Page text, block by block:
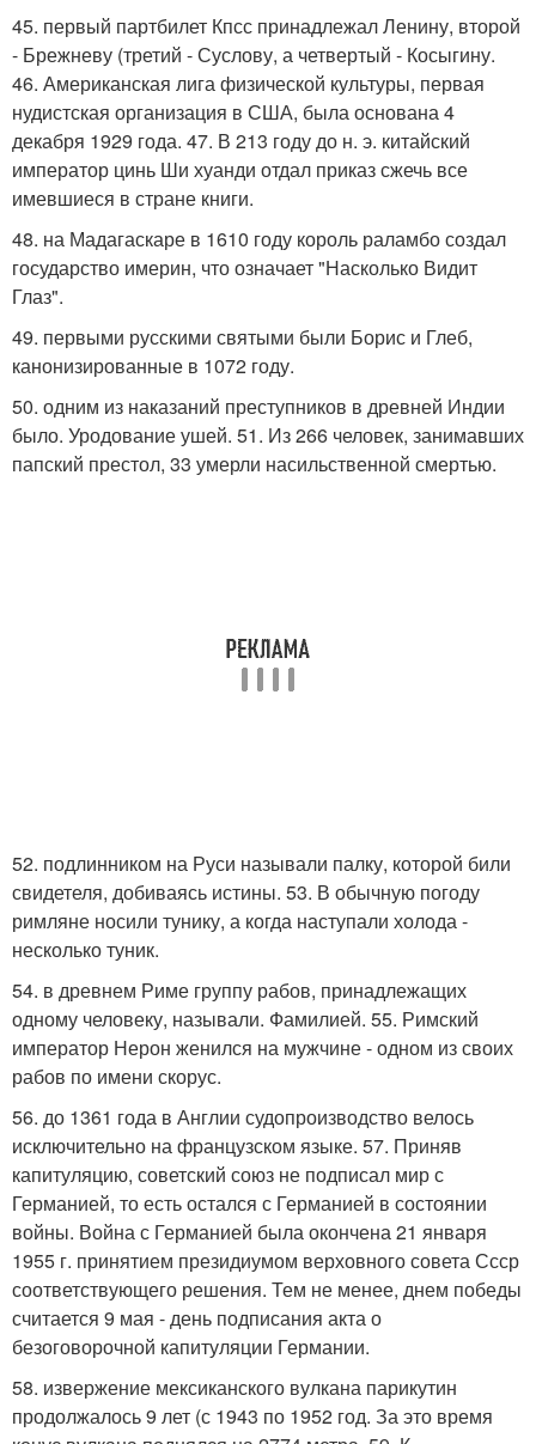
45. первый партбилет Кпсс принадлежал Ленину, второй
- Брежневу (третий - Суслову, а четвертый - Косыгину.
46. Американская лига физической культуры, первая
нудистская организация в США, была основана 4
декабря 1929 года. 47. В 213 году до н. э. китайский
император цинь Ши хуанди отдал приказ сжечь все
имевшиеся в стране книги.
48. на Мадагаскаре в 1610 году король раламбо создал
государство имерин, что означает "Насколько Видит
Глаз".
49. первыми русскими святыми были Борис и Глеб,
канонизированные в 1072 году.
50. одним из наказаний преступников в древней Индии
было. Уродование ушей. 51. Из 266 человек, занимавших
папский престол, 33 умерли насильственной смертью.
52. подлинником на Руси называли палку, которой били
свидетеля, добиваясь истины. 53. В обычную погоду
римляне носили тунику, а когда наступали холода -
несколько туник.
54. в древнем Риме группу рабов, принадлежащих
одному человеку, называли. Фамилией. 55. Римский
император Нерон женился на мужчине - одном из своих
рабов по имени скорус.
56. до 1361 года в Англии судопроизводство велось
исключительно на французском языке. 57. Приняв
капитуляцию, советский союз не подписал мир с
Германией, то есть остался с Германией в состоянии
войны. Война с Германией была окончена 21 января
1955 г. принятием президиумом верховного совета Ссср
соответствующего решения. Тем не менее, днем победы
считается 9 мая - день подписания акта о
безоговорочной капитуляции Германии.
58. извержение мексиканского вулкана парикутин
продолжалось 9 лет (с 1943 по 1952 год. За это время